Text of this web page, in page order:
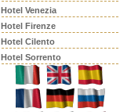
Hotel Venezia
Hotel Firenze
Hotel Cilento
Hotel Sorrento